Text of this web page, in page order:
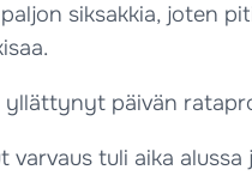
siksakkia, joten
yllättynyt päivän
varvaus tuli aika